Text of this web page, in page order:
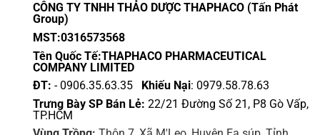
CÔNG TY TNHH THẢO DƯỢC THAPHACO (Tấn Phát
Group)
MST:0316573568
Tên Quốc Tế:THAPHACO PHARMACEUTICAL
COMPANY LIMITED
ĐT: - 0906.35.63.35 Khiếu Nại: 0979.58.78.63
Trưng Bày SP Bán Lẻ: 22/21 Đường Số 21, P8 Gò Vấp,
TP.HCM